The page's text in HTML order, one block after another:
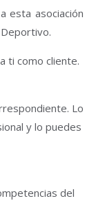
esta asociación
ti como cliente.
Lo
y lo puedes
del